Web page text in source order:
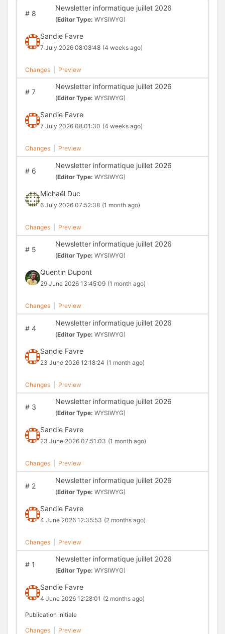
#8
Newsletter informatique juillet 2026
(Editor Type: WYSIWYG)
Sandie Favre
7 July 2026 08:08:48 (4 weeks ago)
Changes Preview
#7
Newsletter informatique juillet 2026
(Editor Type: WYSIWYG)
Sandie Favre
7 July 2026 08:01:30 (4 weeks ago)
Changes Preview
#6
Newsletter informatique juillet 2026
(Editor Type: WYSIWYG)
Michaël Duc
6 July 2026 07:52:38 (1 month ago)
Changes Preview
#5
Newsletter informatique juillet 2026
(Editor Type: WYSIWYG)
Quentin Dupont
29 June 2026 13:45:09 (1 month ago)
Changes Preview
#4
Newsletter informatique juillet 2026
(Editor Type: WYSIWYG)
Sandie Favre
23 June 2026 12:18:24 (1 month ago)
Changes Preview
#3
Newsletter informatique juillet 2026
(Editor Type: WYSIWYG)
Sandie Favre
23 June 2026 07:51:03 (1 month ago)
Changes Preview
#2
Newsletter informatique juillet 2026
(Editor Type: WYSIWYG)
Sandie Favre
4 June 2026 12:35:53 (2 months ago)
Changes Preview
#1
Newsletter informatique juillet 2026
(Editor Type: WYSIWYG)
Sandie Favre
4 June 2026 12:28:01 (2 months ago)
Publication initiale
Changes Preview